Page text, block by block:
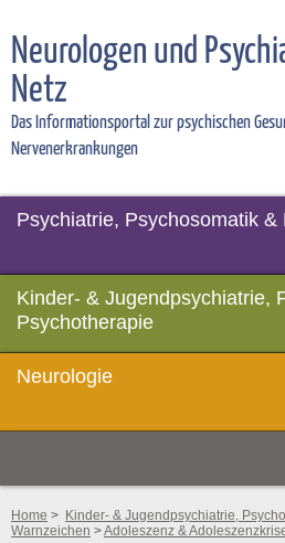
Neurologen und
Netz
Das Informationsportal zur psychischen
Nervenerkrankungen
Psychiatrie, Psychosomatik &
Kinder- & Jugendpsychiatrie,
Psychotherapie
Neurologie
Home > Kinder- & Jugendpsychiatrie,
Warnzeichen >Adoleszenz &